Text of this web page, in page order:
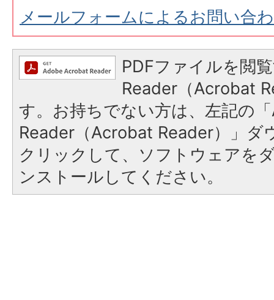
メールフォームによるお問い合
PDFファイルを閲
Reader（Acrobat
す。お持ちでない方は、左記の
Reader（Acrobat Reader）」ダ
クリックして、ソフトウェアを
ンストールしてください。